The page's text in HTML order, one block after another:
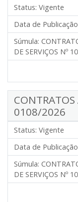
Status: Vigente
Data de
Súmula:
DE SERVIÇOS Nº
0108/2026
Status: Vigente
Data de
Súmula:
DE SERVIÇOS Nº